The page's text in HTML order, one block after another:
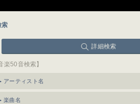
索
詳細検索
楽50音検索】
アーティスト名
楽曲名